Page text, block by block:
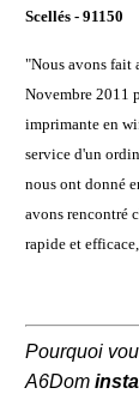
Scellés - 91150
"Nous avons fait
Novembre 2011
imprimante en
service d'un
nous ont donné
avons rencontré
rapide et
Pourquoi
A6Dom